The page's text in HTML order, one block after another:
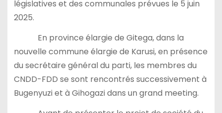
législatives et des communales prévues le 5 juin
2025.
En province élargie de Gitega, dans la
nouvelle commune élargie de Karusi, en présence
du secrétaire général du parti, les membres du
CNDD-FDD se sont rencontrés successivement à
Bugenyuzi et à Gihogazi dans un grand meeting.